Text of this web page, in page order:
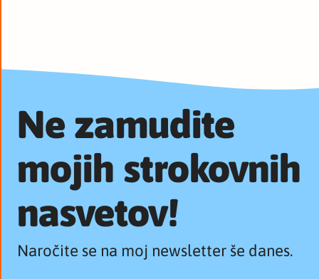
Ne zamudite
mojih strokovnih
nasvetov!
Naročite se na moj newsletter še danes.